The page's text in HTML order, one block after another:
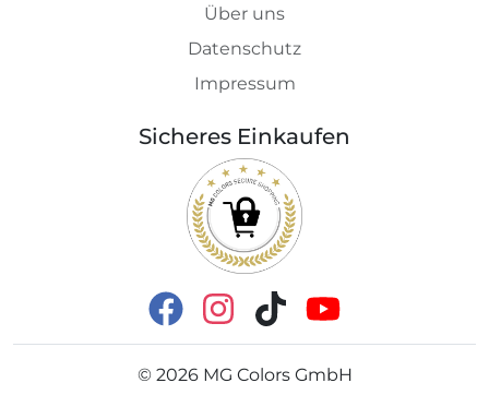
Über uns
Datenschutz
Impressum
Sicheres Einkaufen
© 2026 MG Colors GmbH